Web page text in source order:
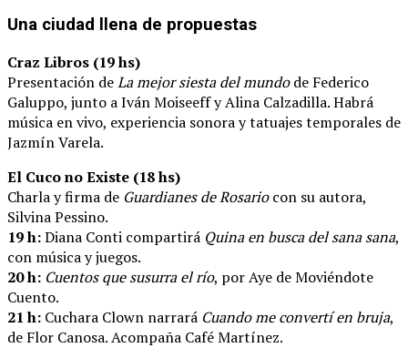
Una ciudad llena de propuestas
Craz Libros (19 hs)
Presentación deLa mejor siesta del mundode Federico
Galuppo, junto a Iván Moiseeff y Alina Calzadilla. Habrá
música en vivo, experiencia sonora y tatuajes temporales de
Jazmín Varela.
El Cuco no Existe (18 hs)
Charla y firma de Guardianes de Rosariocon su autora,
Silvina Pessino.
19 h:Diana Conti compartirá Quina en busca del sana sana,
con música y juegos.
20 h: Cuentos que susurra el río, por Aye de Moviéndote
Cuento.
21 h: Cuchara Clown narrará Cuando me convertí en bruja,
de Flor Canosa. Acompaña Café Martínez.